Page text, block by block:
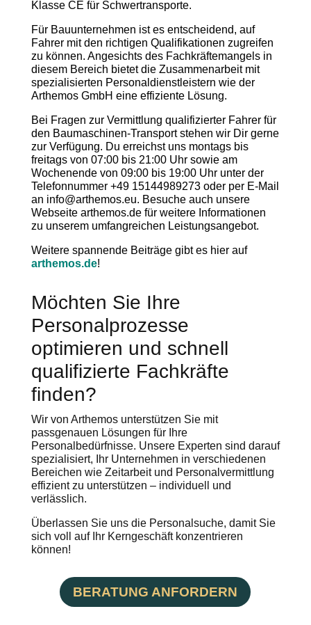
Klasse CE für Schwertransporte.
Für Bauunternehmen ist es entscheidend, auf
Fahrer mit den richtigen Qualifikationen zugreifen
zu können. Angesichts des Fachkräftemangels in
diesem Bereich bietet die Zusammenarbeit mit
spezialisierten Personaldienstleistern wie der
Arthemos GmbH eine effiziente Lösung.
Bei Fragen zur Vermittlung qualifizierter Fahrer für
den Baumaschinen-Transport stehen wir Dir gerne
zur Verfügung. Du erreichst uns montags bis
freitags von 07:00 bis 21:00 Uhr sowie am
Wochenende von 09:00 bis 19:00 Uhr unter der
Telefonnummer +49 15144989273 oder per E-Mail
an info@arthemos.eu. Besuche auch unsere
Webseite arthemos.de für weitere Informationen
zu unserem umfangreichen Leistungsangebot.
Weitere spannende Beiträge gibt es hier auf
arthemos.de!
Möchten Sie Ihre
Personalprozesse
optimieren und schnell
qualifizierte Fachkräfte
finden?
Wir von Arthemos unterstützen Sie mit
passgenauen Lösungen für Ihre
Personalbedürfnisse. Unsere Experten sind darauf
spezialisiert, Ihr Unternehmen in verschiedenen
Bereichen wie Zeitarbeit und Personalvermittlung
effizient zu unterstützen – individuell und
verlässlich.
Überlassen Sie uns die Personalsuche, damit Sie
sich voll auf Ihr Kerngeschäft konzentrieren
können!
BERATUNG ANFORDERN